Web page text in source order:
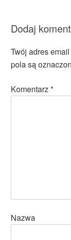
Dodaj
Twój adres
pola są
Komentarz*
Nazwa